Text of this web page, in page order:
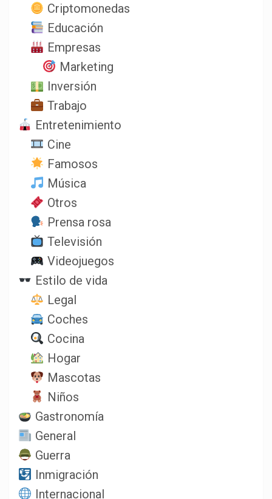
Criptomonedas
Educación
Empresas
Marketing
Inversión
Trabajo
Entretenimiento
Cine
Famosos
Música
Otros
Prensa rosa
Televisión
Videojuegos
Estilo de vida
Legal
Coches
Cocina
Hogar
Mascotas
Niños
Gastronomía
General
Guerra
Inmigración
Internacional